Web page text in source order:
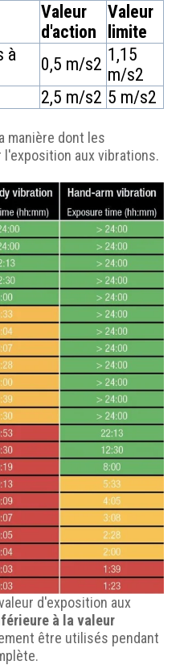
Valeur
d'action
Valeur
limite
à
0,5 m/s2 1,15
m/s2
2,5 m/s2 5 m/s2
manière dont les
aux vibrations.
d'exposition aux
à la valeur
être utilisés pendant